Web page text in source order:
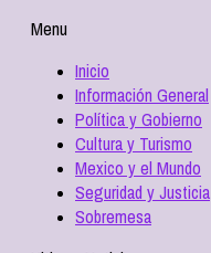
Menu
Inicio
Información General
Política y Gobierno
Cultura y Turismo
Mexico y el Mundo
Seguridad y Justicia
Sobremesa